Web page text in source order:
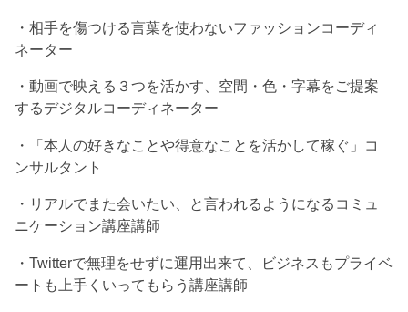
・相手を傷つける言葉を使わないファッションコーディ
ネーター
・動画で映える３つを活かす、空間・色・字幕をご提案
するデジタルコーディネーター
・「本人の好きなことや得意なことを活かして稼ぐ」コ
ンサルタント
・リアルでまた会いたい、と言われるようになるコミュ
ニケーション講座講師
・Twitterで無理をせずに運用出来て、ビジネスもプライベ
ートも上手くいってもらう講座講師